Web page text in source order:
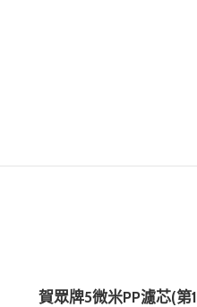
加入購物車
賀眾牌5微米PP濾芯(第1